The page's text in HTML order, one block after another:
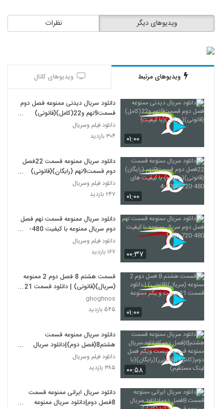
نظرات ویدیوهای دیگر
ویدیوهای مرتبط ویدیوهای کانال
۰۱:۰۰
دانلود سریال دیدنی ممنوعه فصل دوم
قسمت9نهم و22(کامل)(قانونی)
(رایگان)(با کیفیت)
دانلود فیلم وسریال
۳۰۴ بازدید
۰۱:۰۰
دانلود سریال ممنوعه قسمت 22فصل
دوم قسمت9نهم (رایگان)(قانونی)
1080-4
دانلود فیلم وسریال
۲۴۷ بازدید
۰۰:۳۷
دانلود سریال ممنوعه قسمت نهم فصل
دوم سریال ممنوعه با کیفیت 480-
720-1080
دانلود فیلم وسریال
۱۶۷ بازدید
۰۱:۰۰
قسمت هشتم 8 فصل دوم 2 ممنوعه
(سریال)(قانونی) | دانلود قسمت 21
بیست و یکم ممنوعه
ghoghnos
۵۴۵ بازدید
۰۰:۵۸
دانلود سریال ممنوعه قسمت
هشتم8(فصل دوم)|دانلود سریال
ممنوعه قسمت بیست ویکم فصل
دوم(کامل*)(قانونی)(رایگان)(با لینک
مستقیم)
دانلود فیلم وسریال
۳۸۵ بازدید
دانلود سریال ایرانی ممنوعه قسمت
8فصل دوم|دانلود سریال ممنوعه